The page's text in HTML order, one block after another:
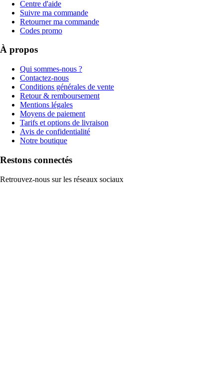
Centre d'aide
Suivre ma commande
Retourner ma commande
Codes promo
À propos
Qui sommes-nous ?
Contactez-nous
Conditions générales de vente
Retour & remboursement
Mentions légales
Moyens de paiement
Tarifs et options de livraison
Avis de confidentialité
Notre boutique
Restons connectés
Retrouvez-nous sur les réseaux sociaux